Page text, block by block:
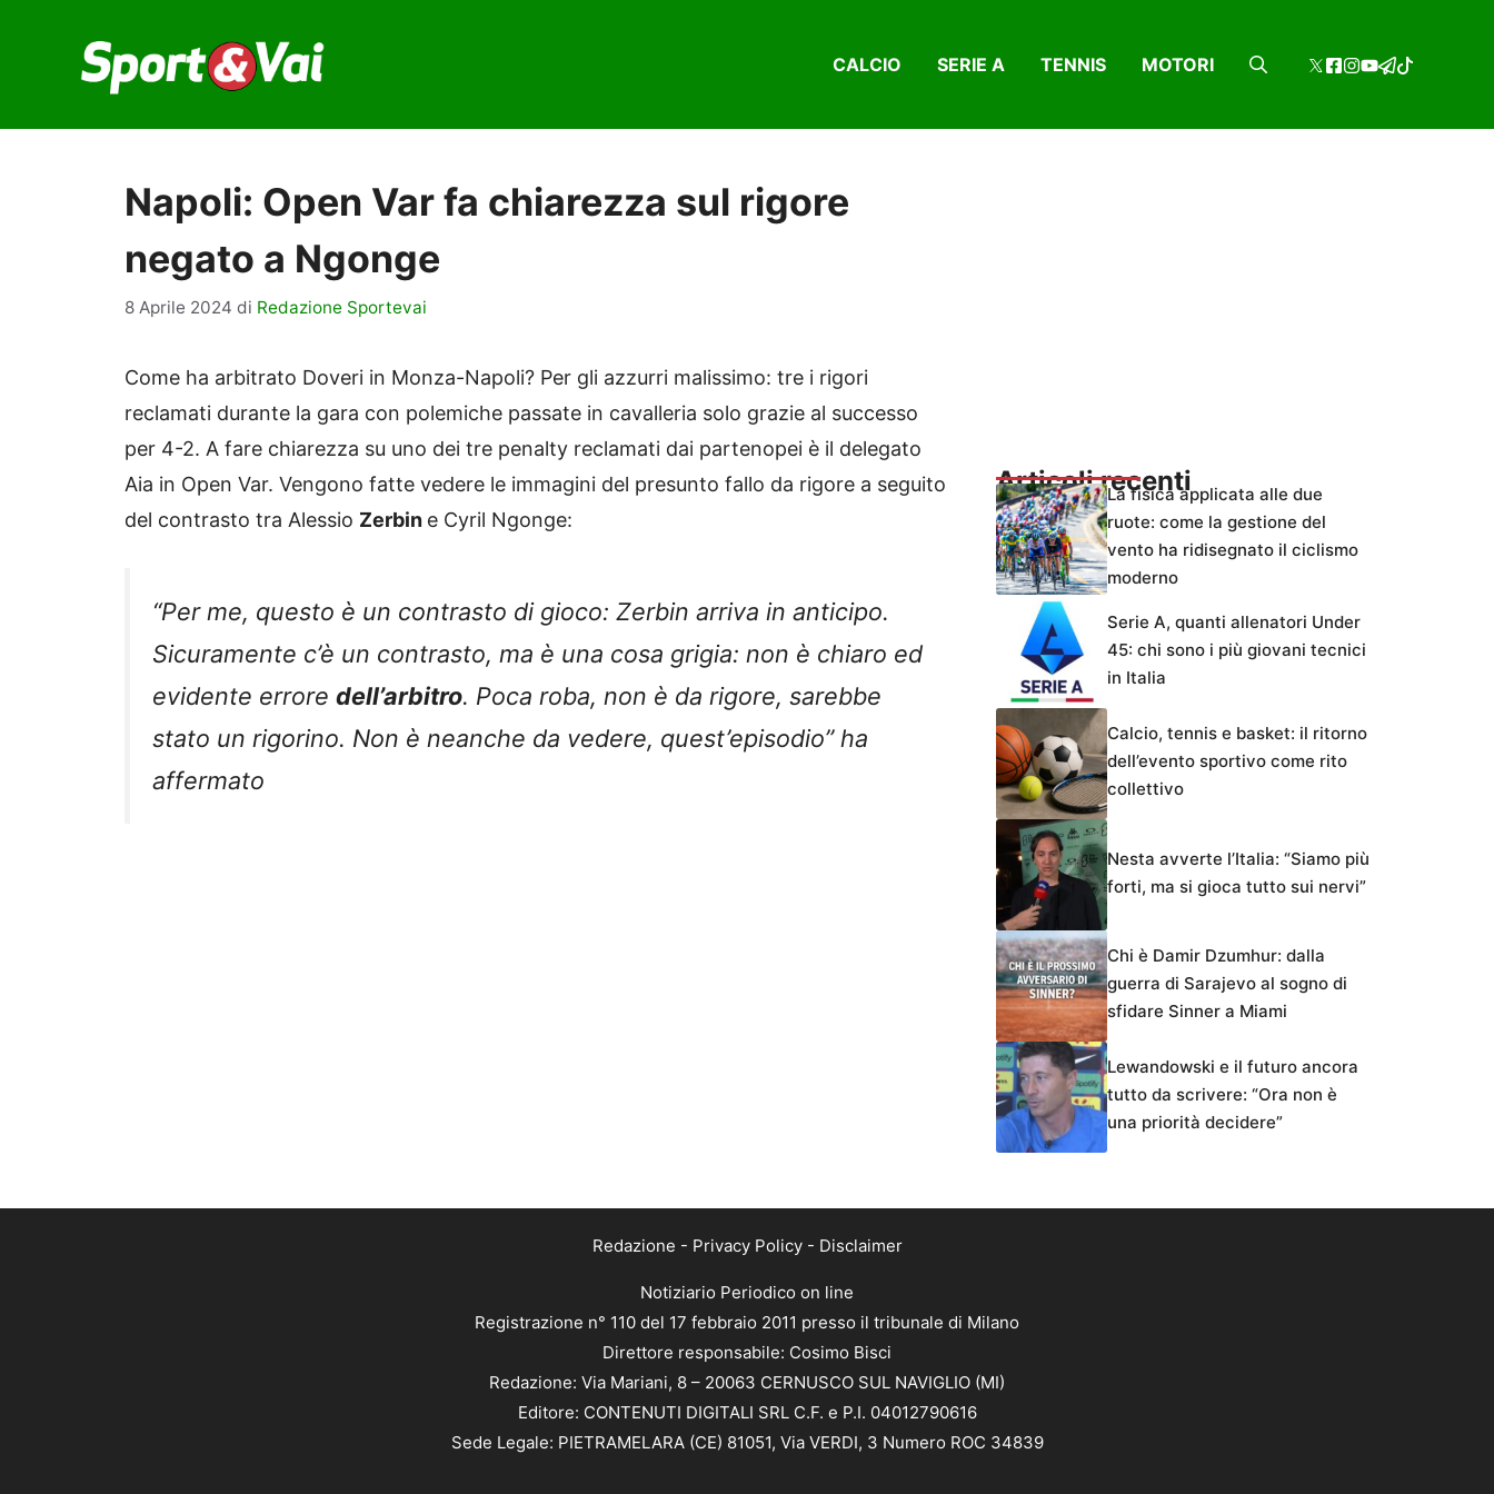
contenuto
CALCIO SERIE A TENNIS MOTORI
Napoli: Open Var fa chiarezza sul rigore
negato a Ngonge
8 Aprile 2024 di Redazione Sportevai
Come ha arbitrato Doveri in Monza-Napoli? Per gli azzurri malissimo: tre i rigori
reclamati durante la gara con polemiche passate in cavalleria solo grazie al successo
per 4-2. A fare chiarezza su uno dei tre penalty reclamati dai partenopei è il delegato
Aia in Open Var. Vengono fatte vedere le immagini del presunto fallo da rigore a seguito
del contrasto tra Alessio Zerbin e Cyril Ngonge:
“Per me, questo è un contrasto di gioco: Zerbin arriva in anticipo.
Sicuramente c’è un contrasto, ma è una cosa grigia: non è chiaro ed
evidente errore dell’arbitro. Poca roba, non è da rigore, sarebbe
stato un rigorino. Non è neanche da vedere, quest’episodio” ha
affermato
Articoli recentiLa fisica applicata alle due
ruote: come la gestione del
vento ha ridisegnato il ciclismo
moderno
Serie A, quanti allenatori Under
45: chi sono i più giovani tecnici
in Italia
Calcio, tennis e basket: il ritorno
dell’evento sportivo come rito
collettivo
Nesta avverte l’Italia: “Siamo più
forti, ma si gioca tutto sui nervi”
Chi è Damir Dzumhur: dalla
guerra di Sarajevo al sogno di
sfidare Sinner a Miami
Lewandowski e il futuro ancora
tutto da scrivere: “Ora non è
una priorità decidere”
Redazione - Privacy Policy- Disclaimer
Notiziario Periodico on line
Registrazione n° 110 del 17 febbraio 2011 presso il tribunale di Milano
Direttore responsabile: Cosimo Bisci
Redazione: Via Mariani, 8 – 20063 CERNUSCO SUL NAVIGLIO (MI)
Editore: CONTENUTI DIGITALI SRL C.F. e P.I. 04012790616
Sede Legale: PIETRAMELARA (CE) 81051, Via VERDI, 3 Numero ROC 34839